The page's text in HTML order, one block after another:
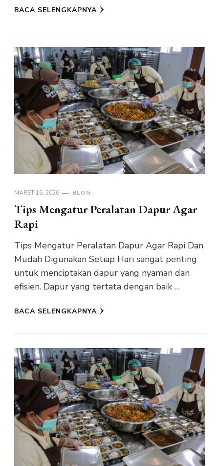
BACA SELENGKAPNYA
MARET 16, 2026 BLOG
Tips Mengatur Peralatan Dapur Agar
Rapi
Tips Mengatur Peralatan Dapur Agar Rapi Dan
Mudah Digunakan Setiap Hari sangat penting
untuk menciptakan dapur yang nyaman dan
efisien. Dapur yang tertata dengan baik …
BACA SELENGKAPNYA